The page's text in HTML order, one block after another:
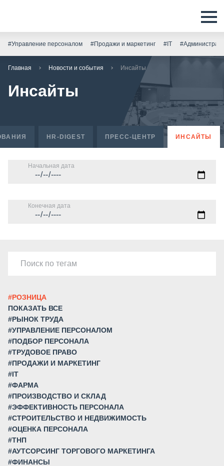
#Управление персоналом #Продажи и маркетинг #IT
Главная Новости и события Инсайты
Инсайты
HR-DIGEST ПРЕСС-ЦЕНТР ИНСАЙТЫ
Начальная дата
Конечная дата
#РОЗНИЦА
ПОКАЗАТЬ ВСЕ
#РЫНОК ТРУДА
#УПРАВЛЕНИЕ ПЕРСОНАЛОМ
#ПОДБОР ПЕРСОНАЛА
#ТРУДОВОЕ ПРАВО
#ПРОДАЖИ И МАРКЕТИНГ
#IT
#ФАРМА
#ПРОИЗВОДСТВО И СКЛАД
#ЭФФЕКТИВНОСТЬ ПЕРСОНАЛА
#СТРОИТЕЛЬСТВО И НЕДВИЖИМОСТЬ
#ОЦЕНКА ПЕРСОНАЛА
#ТНП
#АУТСОРСИНГ ТОРГОВОГО МАРКЕТИНГА
#ФИНАНСЫ